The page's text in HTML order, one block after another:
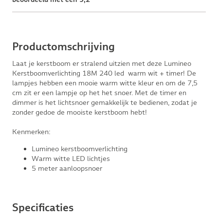
Productomschrijving
Laat je kerstboom er stralend uitzien met deze Lumineo
Kerstboomverlichting 18M 240 led warm wit + timer! De
lampjes hebben een mooie warm witte kleur en om de 7,5
cm zit er een lampje op het het snoer. Met de timer en
dimmer is het lichtsnoer gemakkelijk te bedienen, zodat je
zonder gedoe de mooiste kerstboom hebt!
Kenmerken:
Lumineo kerstboomverlichting
Warm witte LED lichtjes
5 meter aanloopsnoer
Specificaties